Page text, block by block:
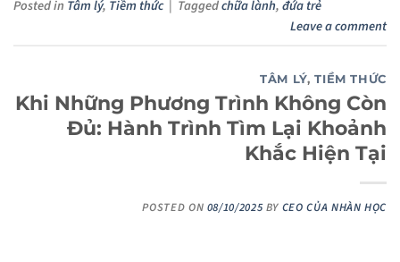
Posted in Tâm lý, Tiềm thức Taggedchữa lành,đứa trẻ
Leave a comment
TÂM LÝ,TIỀM THỨC
Khi Những Phương Trình Không Còn
Đủ: Hành Trình Tìm Lại Khoảnh
Khắc Hiện Tại
POSTED ON 08/10/2025 BY CEO CỦA NHÀN HỌC